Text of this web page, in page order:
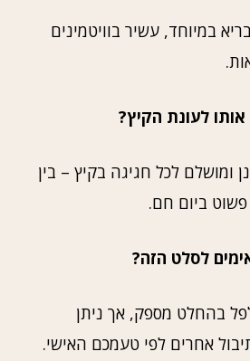
במיוחד, עשיר בוויטמינים
לעונת הקיץ?
ומושלם לכל חגיגה בקיץ – בין
פשוט ביום חם.
לסלט הזה?
בהחלט מספק, אך ניתן
אחרים לפי טעמכם האישי.